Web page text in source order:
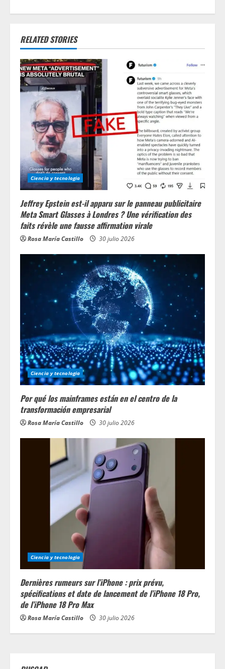
R
e
a
n
g
RELATED STORIES
Ciencia y tecnologia
Jeffrey Epstein est-il apparu sur le panneau publicitaire
Meta Smart Glasses à Londres ? Une vérification des
faits révèle une fausse affirmation virale
Rosa María Castillo 30 julio 2026
Ciencia y tecnologia
Por qué los mainframes están en el centro de la
transformación empresarial
Rosa María Castillo 30 julio 2026
Ciencia y tecnologia
Dernières rumeurs sur l’iPhone : prix prévu,
spécifications et date de lancement de l’iPhone 18 Pro,
de l’iPhone 18 Pro Max
Rosa María Castillo 30 julio 2026